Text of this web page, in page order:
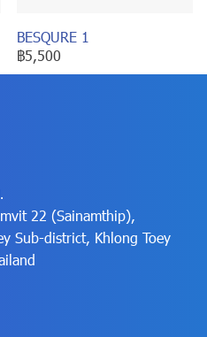
BESQURE 1
฿5,500
22 (Sainamthip),
Sub-district, Khlong Toey